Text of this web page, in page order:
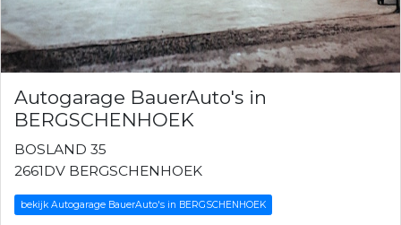
Autogarage BauerAuto's in
BERGSCHENHOEK
BOSLAND 35
2661DV BERGSCHENHOEK
bekijk Autogarage BauerAuto's in BERGSCHENHOEK